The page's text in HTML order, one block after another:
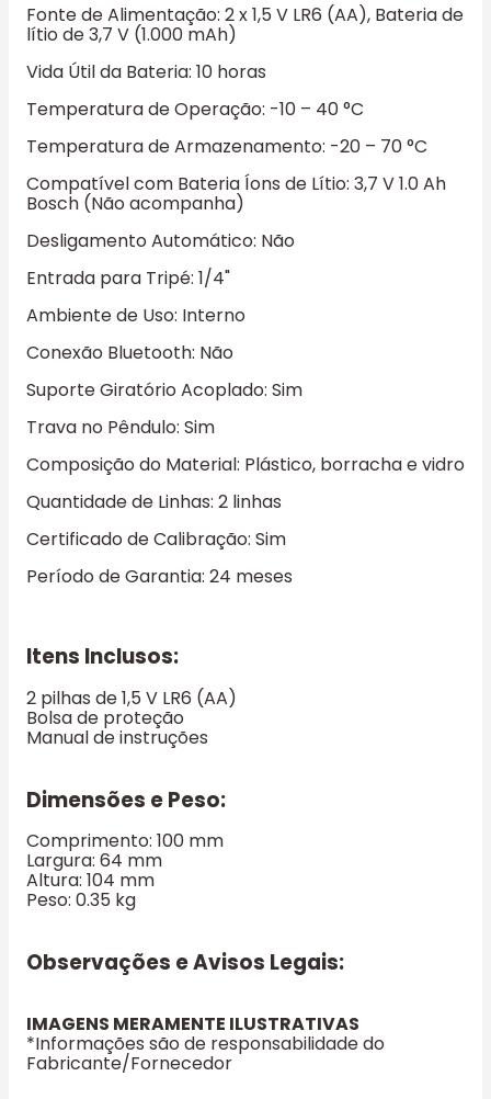
Fonte de Alimentação: 2 x 1,5 V LR6 (AA), Bateria de
lítio de 3,7 V (1.000 mAh)
Vida Útil da Bateria: 10 horas
Temperatura de Operação: -10 – 40 °C
Temperatura de Armazenamento: -20 – 70 °C
Compatível com Bateria Íons de Lítio: 3,7 V 1.0 Ah
Bosch (Não acompanha)
Desligamento Automático: Não
Entrada para Tripé: 1/4"
Ambiente de Uso: Interno
Conexão Bluetooth: Não
Suporte Giratório Acoplado: Sim
Trava no Pêndulo: Sim
Composição do Material: Plástico, borracha e vidro
Quantidade de Linhas: 2 linhas
Certificado de Calibração: Sim
Período de Garantia: 24 meses
Itens Inclusos:
2 pilhas de 1,5 V LR6 (AA)
Bolsa de proteção
Manual de instruções
Dimensões e Peso:
Comprimento: 100 mm
Largura: 64 mm
Altura: 104 mm
Peso: 0.35 kg
Observações e Avisos Legais:
IMAGENS MERAMENTE ILUSTRATIVAS
*Informações são de responsabilidade do
Fabricante/Fornecedor